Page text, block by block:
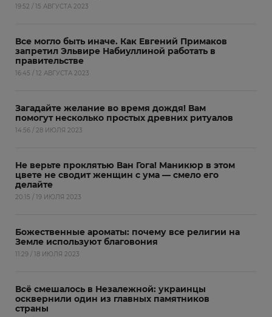
19:52 / 15 АВГУСТА 2023
Все могло быть иначе. Как Евгений Примаков
запретил Эльвире Набиуллиной работать в
правительстве
16:45 / 12 АВГУСТА 2023
Загадайте желание во время дождя! Вам
помогут несколько простых древних ритуалов
14:56 / 28 ИЮЛЯ 2023
Не верьте проклятью Ван Гога! Маникюр в этом
цвете не сводит женщин с ума — смело его
делайте
20:15 / 19 ИЮЛЯ 2023
Божественные ароматы: почему все религии на
Земле используют благовония
11:29 / 18 ИЮЛЯ 2023
Всё смешалось в Незалежной: украинцы
осквернили один из главных памятников
страны